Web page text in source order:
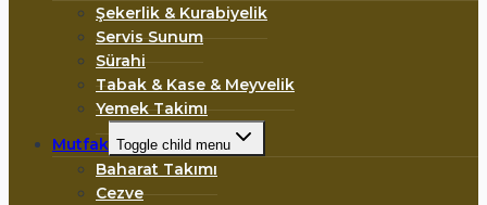
Şekerlik & Kurabiyelik
Servis Sunum
Sürahi
Tabak & Kase & Meyvelik
Yemek Takimı
Mutfak Toggle child menu
Baharat Takımı
Cezve